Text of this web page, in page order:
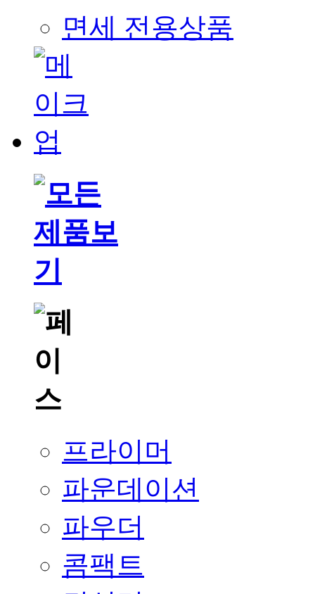
면세 전용상품
프라이머
파운데이션
파우더
콤팩트